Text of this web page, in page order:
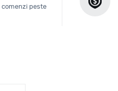
peste